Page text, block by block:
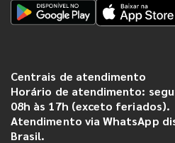
Centrais de atendimento
Horário de atendimento:
08h às 17h (exceto feriados).
Atendimento via WhatsApp
Brasil.